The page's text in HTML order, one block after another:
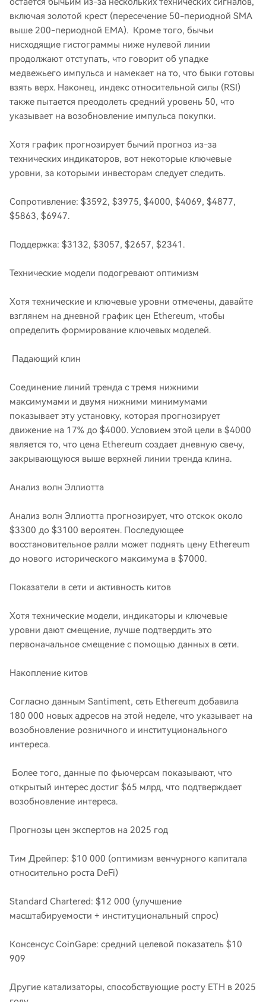
включая золотой крест (пересечение 50-периодной SMA
выше 200-периодной EMA). Кроме того, бычьи
нисходящие гистограммы ниже нулевой линии
продолжают отступать, что говорит об упадке
медвежьего импульса и намекает на то, что быки готовы
взять верх. Наконец, индекс относительной силы (RSI)
также пытается преодолеть средний уровень 50, что
указывает на возобновление импульса покупки.
Хотя график прогнозирует бычий прогноз из-за
технических индикаторов, вот некоторые ключевые
уровни, за которыми инвесторам следует следить.
Сопротивление: $3592, $3975, $4000, $4069, $4877,
$5863, $6947.
Поддержка: $3132, $3057, $2657, $2341.
Технические модели подогревают оптимизм
Хотя технические и ключевые уровни отмечены, давайте
взглянем на дневной график цен Ethereum, чтобы
определить формирование ключевых моделей.
Падающий клин
Соединение линий тренда с тремя нижними
максимумами и двумя нижними минимумами
показывает эту установку, которая прогнозирует
движение на 17% до $4000. Условием этой цели в $4000
является то, что цена Ethereum создает дневную свечу,
закрывающуюся выше верхней линии тренда клина.
Анализ волн Эллиотта
Анализ волн Эллиотта прогнозирует, что отскок около
$3300 до $3100 вероятен. Последующее
восстановительное ралли может поднять цену Ethereum
до нового исторического максимума в $7000.
Показатели в сети и активность китов
Хотя технические модели, индикаторы и ключевые
уровни дают смещение, лучше подтвердить это
первоначальное смещение с помощью данных в сети.
Накопление китов
Согласно данным Santiment, сеть Ethereum добавила
180 000 новых адресов на этой неделе, что указывает на
возобновление розничного и институционального
интереса.
Более того, данные по фьючерсам показывают, что
открытый интерес достиг $65 млрд, что подтверждает
возобновление интереса.
Прогнозы цен экспертов на 2025 год
Тим Дрейпер: $10 000 (оптимизм венчурного капитала
относительно роста DeFi)
Standard Chartered: $12 000 (улучшение
масштабируемости + институциональный спрос)
Консенсус CoinGape: средний целевой показатель $10
909
Другие катализаторы, способствующие росту ETH в 2025